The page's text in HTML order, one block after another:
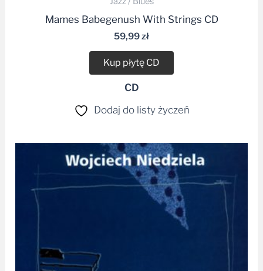
Mames Babegenush With Strings CD
59,99zł
Kup płytę CD
CD
Dodaj do listy życzeń